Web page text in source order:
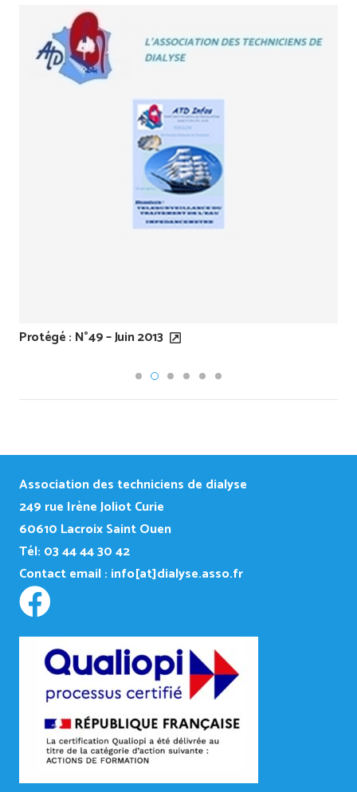
Protégé : N°49 – Juin 2013
Association des techniciens de dialyse
249 rue Irène Joliot Curie
60610 Lacroix Saint Ouen
Tél: 03 44 44 30 42
Contact email : info[at]dialyse.asso.fr